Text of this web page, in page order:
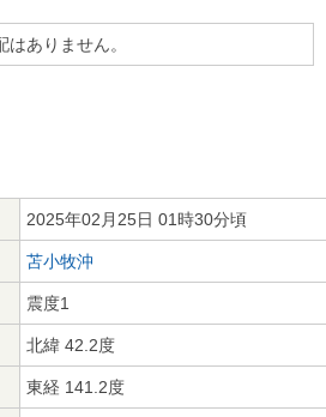
ありません。
2025年02月25日 01時30分頃
苫小牧沖
震度1
北緯 42.2度
東経 141.2度